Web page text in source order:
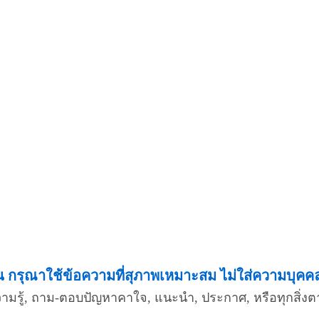
กรุณาใช้ข้อความที่สุภาพเหมาะสม ไม่ใส่ความบุค
มรู้, ถาม-ตอบปัญหาคาใจ, แนะนำ, ประกาศ, หรือทุกสิ่ง